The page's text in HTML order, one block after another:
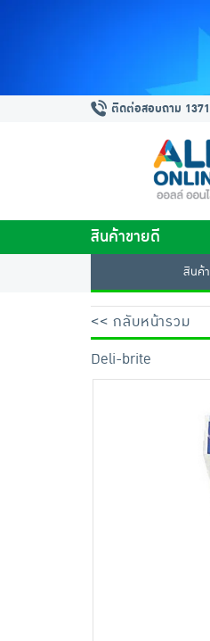
ติดต่อสอบถาม 1371
สินค้าขายดี
สินค้า
<< กลับหน้ารวม
Deli-brite